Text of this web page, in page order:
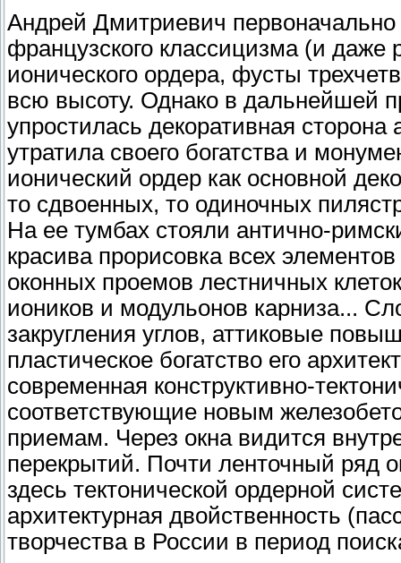
Андрей Дмитриевич
французского классицизма (и
ионического ордера, фусты
всю высоту. Однако в дальнейшей
упростилась декоративная
утратила своего богатства и
ионический ордер как основной
то сдвоенных, то одиночных
На ее тумбах стояли антично-
красива прорисовка всех
оконных проемов лестничных
иоников и модульонов карниза...
закругления углов, аттиковые
пластическое богатство его
современная конструктивно-
соответствующие новым
приемам. Через окна видится
перекрытий. Почти ленточный ряд
здесь тектонической ордерной
архитектурная двойственность
творчества в России в период